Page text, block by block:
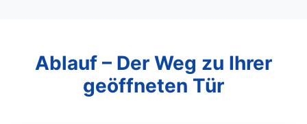
Ablauf – Der Weg zu Ihrer
geöffneten Tür